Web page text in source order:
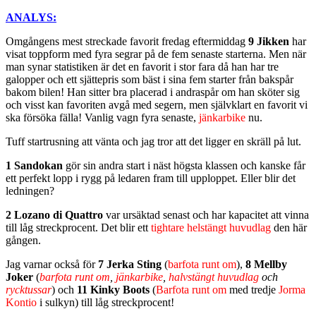
ANALYS:
Omgångens mest streckade favorit fredag eftermiddag 9 Jikken har
visat toppform med fyra segrar på de fem senaste starterna. Men när
man synar statistiken är det en favorit i stor fara då han har tre
galopper och ett sjättepris som bäst i sina fem starter från bakspår
bakom bilen! Han sitter bra placerad i andraspår om han sköter sig
och visst kan favoriten avgå med segern, men självklart en favorit vi
ska försöka fälla! Vanlig vagn fyra senaste, jänkarbike nu.
Tuff startrusning att vänta och jag tror att det ligger en skräll på lut.
1 Sandokan gör sin andra start i näst högsta klassen och kanske får
ett perfekt lopp i rygg på ledaren fram till upploppet. Eller blir det
ledningen?
2 Lozano di Quattro var ursäktad senast och har kapacitet att vinna
till låg streckprocent. Det blir ett tightare helstängt huvudlag den här
gången.
Jag varnar också för 7 Jerka Sting (barfota runt om), 8 Mellby
Joker (barfota runt om jänkarbike halvstängt huvudlag och
rycktussar) och 11 Kinky Boots (Barfota runt om med tredje Jorma
Kontio i sulkyn) till låg streckprocent!